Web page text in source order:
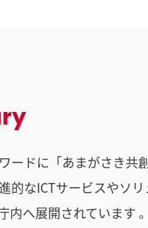
ードに「あまがさき
的なICTサービスやソ
内へ展開されています 。